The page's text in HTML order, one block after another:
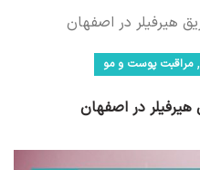
هیرفیلر در اصفهان
,مراقبت پوست و مو
در اصفهان